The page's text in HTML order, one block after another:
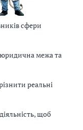
сфери
межа та
реальні
щоб